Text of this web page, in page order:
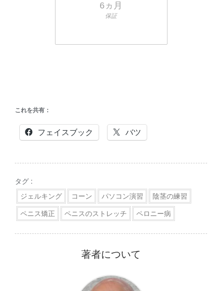
6ヵ月
保証
これを共有：
フェイスブック バツ
タグ :
ジェルキング
コーン パソコン演習
陰茎の練習
ペニス矯正
ペニスのストレッチ ペロニー病
著者について